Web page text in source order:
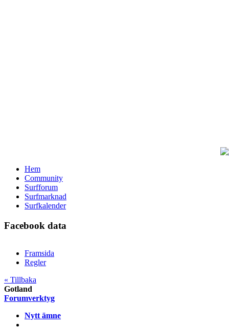
Hem
Community
Surfforum
Surfmarknad
Surfkalender
Facebook data
Framsida
Regler
« Tillbaka
Gotland
Forumverktyg
Nytt ämne